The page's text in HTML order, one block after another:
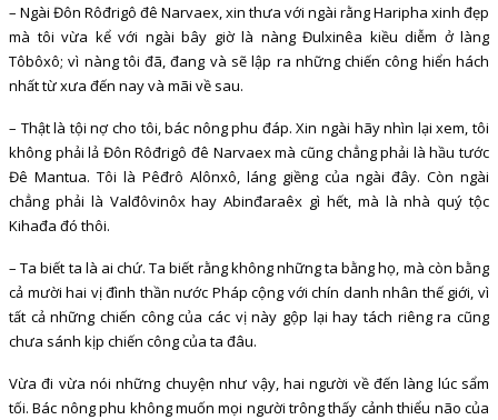
– Ngài Đôn Rôđrigô đê Narvaex, xin thưa với ngài rằng Haripha xinh đẹp
mà tôi vừa kể với ngài bây giờ là nàng Đulxinêa kiều diễm ở làng
Tôbôxô; vì nàng tôi đã, đang và sẽ lập ra những chiến công hiển hách
nhất từ xưa đến nay và mãi về sau.
– Thật là tội nợ cho tôi, bác nông phu đáp. Xin ngài hãy nhìn lại xem, tôi
không phải lả Đôn Rôđrigô đê Narvaex mà cũng chẳng phải là hầu tước
Đê Mantua. Tôi là Pêđrô Alônxô, láng giềng của ngài đây. Còn ngài
chẳng phải là Valđôvinôx hay Abinđaraêx gì hết, mà là nhà quý tộc
Kihađa đó thôi.
– Ta biết ta là ai chứ. Ta biết rằng không những ta bằng họ, mà còn bằng
cả mười hai vị đình thần nước Pháp cộng với chín danh nhân thế giới, vì
tất cả những chiến công của các vị này gộp lại hay tách riêng ra cũng
chưa sánh kịp chiến công của ta đâu.
Vừa đi vừa nói những chuyện như vậy, hai người về đến làng lúc sẩm
tối. Bác nông phu không muốn mọi người trông thấy cảnh thiểu não của